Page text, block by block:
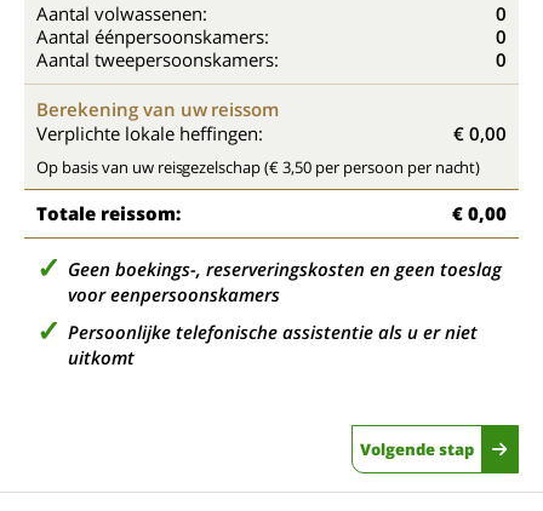
Aantal volwassenen:
0
Aantal éénpersoonskamers:
0
Aantal tweepersoonskamers:
0
Berekening van uw reissom
Verplichte lokale heffingen:
€ 0,00
Op basis van uw reisgezelschap (€ 3,50 per persoon per nacht)
Totale reissom: € 0,00
Geen boekings-, reserveringskosten en geen toeslag
voor eenpersoonskamers
Persoonlijke telefonische assistentie als u er niet
uitkomt
Volgende stap